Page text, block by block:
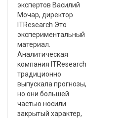
экспертов Василий
Мочар, директор
ITResearch Это
экспериментальный
материал.
Аналитическая
компания ITResearch
традиционно
выпускала прогнозы,
но они большей
частью носили
закрытый характер,